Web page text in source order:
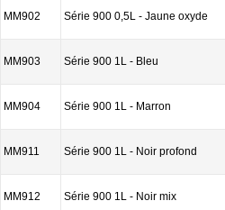
MM902 Série 900 0,5L - Jaune oxyde
MM903 Série 900 1L - Bleu
MM904 Série 900 1L - Marron
MM911 Série 900 1L - Noir profond
MM912 Série 900 1L - Noir mix